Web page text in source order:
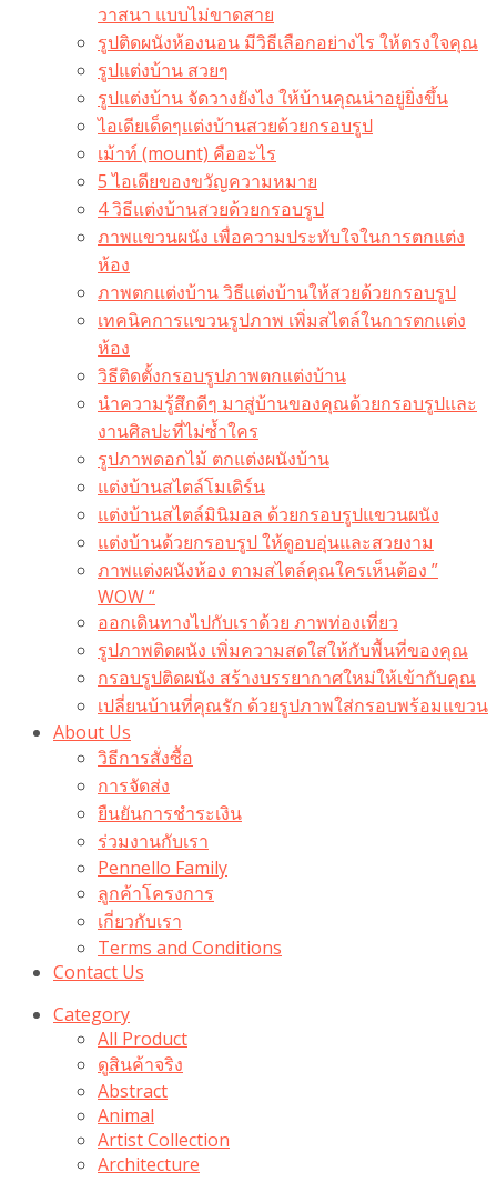
วาสนา แบบไม่ขาดสาย
รูปติดผนังห้องนอน มีวิธีเลือกอย่างไร ให้ตรงใจคุณ
รูปแต่งบ้าน สวยๆ
รูปแต่งบ้าน จัดวางยังไง ให้บ้านคุณน่าอยู่ยิ่งขึ้น
ไอเดียเด็ดๆแต่งบ้านสวยด้วยกรอบรูป
เม้าท์ (mount) คืออะไร​
5 ไอเดียของขวัญความหมาย
4 วิธีแต่งบ้านสวยด้วยกรอบรูป
ภาพแขวนผนัง เพื่อความประทับใจในการตกแต่ง
ห้อง
ภาพตกแต่งบ้าน วิธีแต่งบ้านให้สวยด้วยกรอบรูป
เทคนิคการแขวนรูปภาพ เพิ่มสไตล์ในการตกแต่ง
ห้อง
วิธีติดตั้งกรอบรูปภาพตกแต่งบ้าน
นำความรู้สึกดีๆ มาสู่บ้านของคุณด้วยกรอบรูปและ
งานศิลปะที่ไม่ซ้ำใคร
รูปภาพดอกไม้ ตกแต่งผนังบ้าน
แต่งบ้านสไตล์โมเดิร์น
แต่งบ้านสไตล์มินิมอล ด้วยกรอบรูปแขวนผนัง
แต่งบ้านด้วยกรอบรูป ให้ดูอบอุ่นและสวยงาม
ภาพแต่งผนังห้อง ตามสไตล์คุณใครเห็นต้อง ”
WOW “
ออกเดินทางไปกับเราด้วย ภาพท่องเที่ยว
รูปภาพติดผนัง เพิ่มความสดใสให้กับพื้นที่ของคุณ
กรอบรูปติดผนัง สร้างบรรยากาศใหม่ให้เข้ากับคุณ
เปลี่ยนบ้านที่คุณรัก ด้วยรูปภาพใส่กรอบพร้อมแขวน​
About Us
วิธีการสั่งซื้อ
การจัดส่ง
ยืนยันการชำระเงิน
ร่วมงานกับเรา
Pennello Family
ลูกค้าโครงการ
เกี่ยวกับเรา
Terms and Conditions
Contact Us
Category
All Product
ดูสินค้าจริง
Abstract
Animal
Artist Collection
Architecture